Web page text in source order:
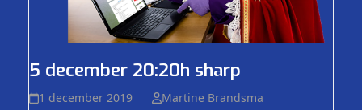
5 december 20:20h sharp
1 december 2019 Martine Brandsma